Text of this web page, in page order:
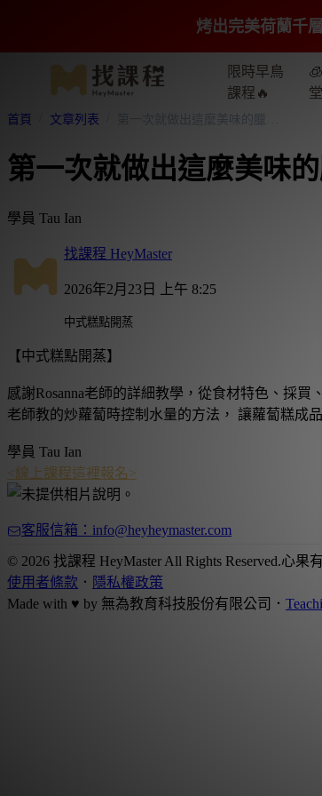
限時早鳥
課程🔥
首頁 文章列表
第一次就做出這麼美味
學員 Tau Ian
找課程 HeyMaster
2026年2月23日 上午 8:25
中式糕點開蒸
【中式糕點開蒸】
感謝Rosanna老師的詳細教學，從食材特色、採
老師教的炒蘿蔔時控制水量的方法， 讓蘿蔔糕成
學員 Tau Ian
<線上課程這裡報名>
客服信箱：info@heyheymaster.com
© 2026 找課程 HeyMaster All Rights Reserved.心果
使用者條款 ． 隱私權政策
Made with ♥ by 無為教育科技股份有限公司．
烤出完美荷蘭千